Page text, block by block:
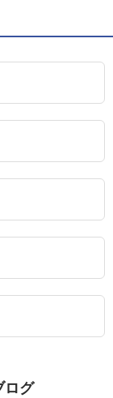
ログ